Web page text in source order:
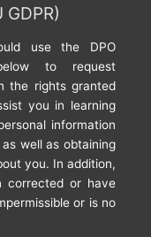
use the DPO
to request
the rights granted
you in learning
information
well as obtaining
you. In addition,
corrected or have
or is no